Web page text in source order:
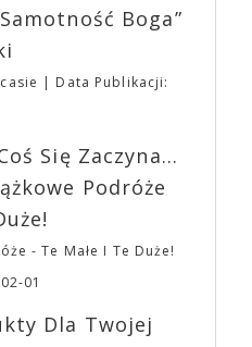
najbardziej zaskakującej
Hereditary” i
zrealizował najbardziej
mu w pełni podzielić
wizją świata, a przede
21 kwietnia.
terenie hali nie zabraknie
serwujących
a przed halą
Życzymy Wam
na nadchodzącą
Boga”
Data Publikacji:
Się Zaczyna...
Podróże
- Te Małe I Te Duże!
01
Dla Twojej